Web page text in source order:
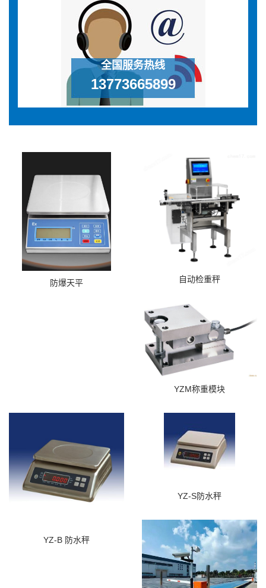
全国服务热线
13773665899
防爆天平 自动检重秤
YZM称重模块
YZ-B 防水秤
YZ-S防水秤